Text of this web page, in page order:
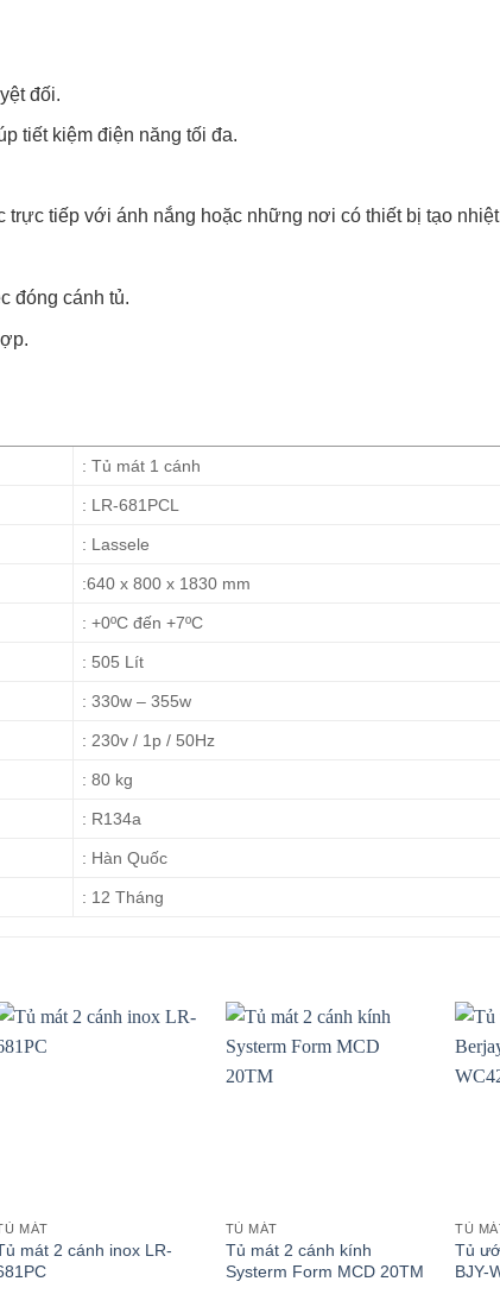
đối.
tiết kiệm điện năng tối đa.
tiếp với ánh nắng hoặc những nơi có thiết bị tạo
đóng cánh tủ.
: Tủ mát 1 cánh
: LR-681PCL
: Lassele
:640 x 800 x 1830 mm
: +0ºC đến +7ºC
: 505 Lít
: 330w – 355w
: 230v / 1p / 50Hz
: 80 kg
: R134a
: Hàn Quốc
: 12 Tháng
MÁT
mát 2 cánh inox LR-
TỦ MÁT
Tủ mát 2 cánh kính
Systerm Form MCD 20TM
TỦ
Tủ
BJY-